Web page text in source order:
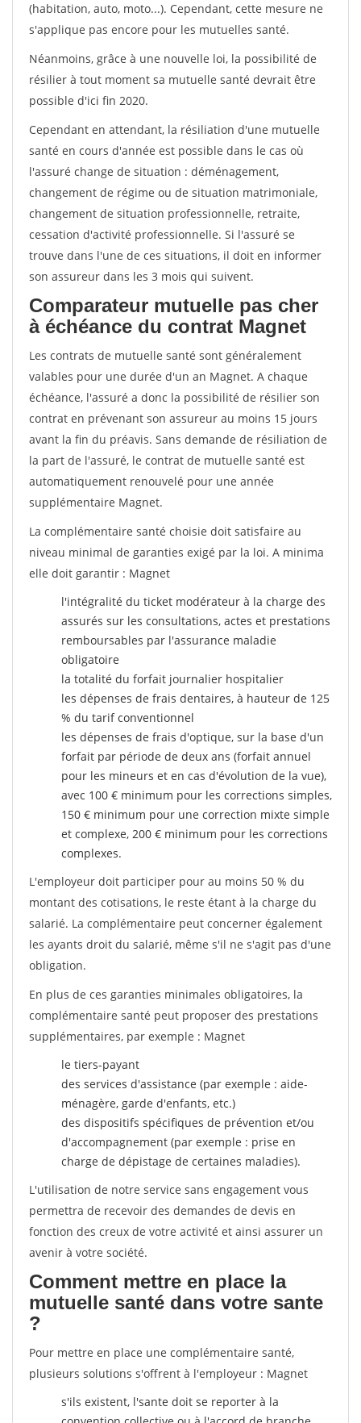
(habitation, auto, moto...). Cependant, cette mesure ne
s'applique pas encore pour les mutuelles santé.
Néanmoins, grâce à une nouvelle loi, la possibilité de
résilier à tout moment sa mutuelle santé devrait être
possible d'ici fin 2020.
Cependant en attendant, la résiliation d'une mutuelle
santé en cours d'année est possible dans le cas où
l'assuré change de situation : déménagement,
changement de régime ou de situation matrimoniale,
changement de situation professionnelle, retraite,
cessation d'activité professionnelle. Si l'assuré se
trouve dans l'une de ces situations, il doit en informer
son assureur dans les 3 mois qui suivent.
Comparateur mutuelle pas cher
à échéance du contrat Magnet
Les contrats de mutuelle santé sont généralement
valables pour une durée d'un an Magnet. A chaque
échéance, l'assuré a donc la possibilité de résilier son
contrat en prévenant son assureur au moins 15 jours
avant la fin du préavis. Sans demande de résiliation de
la part de l'assuré, le contrat de mutuelle santé est
automatiquement renouvelé pour une année
supplémentaire Magnet.
La complémentaire santé choisie doit satisfaire au
niveau minimal de garanties exigé par la loi. A minima
elle doit garantir : Magnet
l'intégralité du ticket modérateur à la charge des
assurés sur les consultations, actes et prestations
remboursables par l'assurance maladie
obligatoire
la totalité du forfait journalier hospitalier
les dépenses de frais dentaires, à hauteur de 125
% du tarif conventionnel
les dépenses de frais d'optique, sur la base d'un
forfait par période de deux ans (forfait annuel
pour les mineurs et en cas d'évolution de la vue),
avec 100 € minimum pour les corrections simples,
150 € minimum pour une correction mixte simple
et complexe, 200 € minimum pour les corrections
complexes.
L'employeur doit participer pour au moins 50 % du
montant des cotisations, le reste étant à la charge du
salarié. La complémentaire peut concerner également
les ayants droit du salarié, même s'il ne s'agit pas d'une
obligation.
En plus de ces garanties minimales obligatoires, la
complémentaire santé peut proposer des prestations
supplémentaires, par exemple : Magnet
le tiers-payant
des services d'assistance (par exemple : aide-
ménagère, garde d'enfants, etc.)
des dispositifs spécifiques de prévention et/ou
d'accompagnement (par exemple : prise en
charge de dépistage de certaines maladies).
L'utilisation de notre service sans engagement vous
permettra de recevoir des demandes de devis en
fonction des creux de votre activité et ainsi assurer un
avenir à votre société.
Comment mettre en place la
mutuelle santé dans votre sante
?
Pour mettre en place une complémentaire santé,
plusieurs solutions s'offrent à l'employeur : Magnet
s'ils existent, l'sante doit se reporter à la